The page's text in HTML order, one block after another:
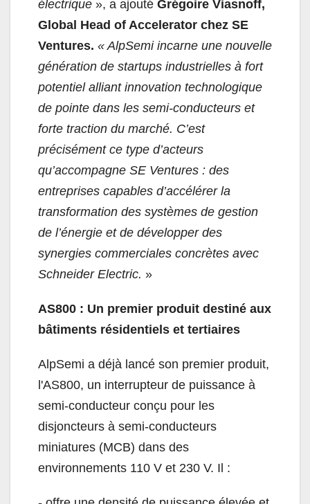
électrique », a ajouté Grégoire Viasnoff,
Global Head of Accelerator chez SE
Ventures. «AlpSemi incarne une nouvelle
génération de startups industrielles à fort
potentiel alliant innovation technologique
de pointe dans les semi-conducteurs et
forte traction du marché. C’est
précisément ce type d’acteurs
qu’accompagne SE Ventures : des
entreprises capables d’accélérer la
transformation des systèmes de gestion
de l’énergie et de développer des
synergies commerciales concrètes avec
Schneider Electric. »
AS800 : Un premier produit destiné aux
bâtiments résidentiels et tertiaires
AlpSemi a déjà lancé son premier produit,
l'AS800, un interrupteur de puissance à
semi-conducteur conçu pour les
disjoncteurs à semi-conducteurs
miniatures (MCB) dans des
environnements 110 V et 230 V. Il :